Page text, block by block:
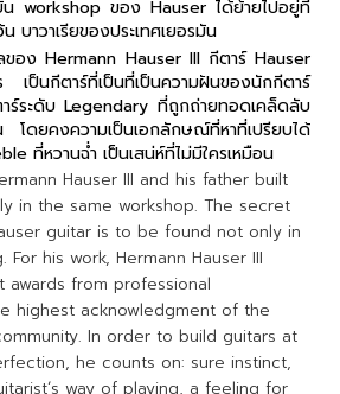
workshop ของ Hauser ได้ย้ายไปอยู่ที่
บาวาเรียของประเทศเยอรมัน
ของ Hermann Hauser III กีตาร์ Hauser
เป็นกีตาร์ที่เป็นที่เป็นความฝันของนักกีตาร์
ร์ระดับ Legendary ที่ถูกถ่ายทอดเคล็ดลับ
โดยคงความเป็นเอกลักษณ์ที่หาที่เปรียบได้
ที่หวานฉ่ำ เป็นเสน่ห์ที่ไม่มีใครเหมือน
Hauser III and his father built
in the same workshop. The secret
guitar is to be found not only in
his work, Hermann Hauser III
from professional
highest acknowledgment of the
In order to build guitars at
he counts on: sure instinct,
way of playing, a feeling for